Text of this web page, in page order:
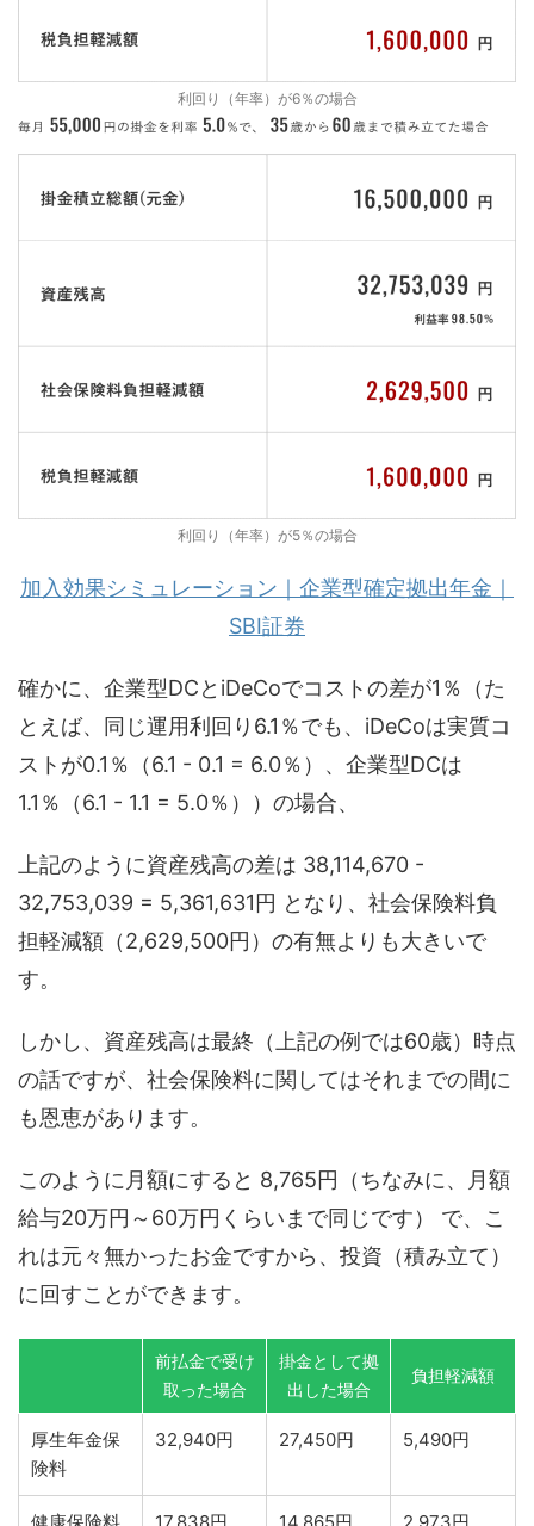
利回り（年率）が6％の場合
利回り（年率）が5％の場合
加入効果シミュレーション｜企業型確定拠出年金｜
SBI証券
確かに、企業型DCとiDeCoでコストの差が1％（た
とえば、同じ運用利回り6.1％でも、iDeCoは実質コ
ストが0.1％（6.1 - 0.1 = 6.0％）、企業型DCは
1.1％（6.1 - 1.1 = 5.0％））の場合、
上記のように資産残高の差は 38,114,670 -
32,753,039 = 5,361,631円 となり、社会保険料負
担軽減額（2,629,500円）の有無よりも大きいで
す。
しかし、資産残高は最終（上記の例では60歳）時点
の話ですが、社会保険料に関してはそれまでの間に
も恩恵があります。
このように月額にすると 8,765円（ちなみに、月額
給与20万円～60万円くらいまで同じです） で、こ
れは元々無かったお金ですから、投資（積み立て）
に回すことができます。
前払金で受け
取った場合
掛金として拠
出した場合
負担軽減額
厚生年金保
険料
32,940円 27,450円 5,490円
健康保険料 17,838円 14,865円 2,973円